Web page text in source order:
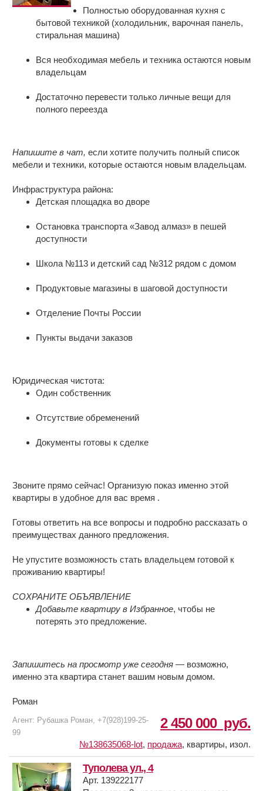
Расположение: 9-этажный панельный
дом
Готовое решение для жизни:
Полностью оборудованная кухня с
бытовой техникой (холодильник, варочная панель,
стиральная машина)
Вся необходимая мебель и техника остаются новым
владельцам
Достаточно перевести только личные вещи для
полного переезда
Напишите в чат, если хотите получить полный список
мебели и техники, которые остаются новым владельцам.
Инфраструктура района:
Детская площадка во дворе
Остановка транспорта «Завод алмаз» в пешей
доступности
Школа №113 и детский сад №312 рядом с домом
Продуктовые магазины в шаговой доступности
Отделение Почты России
Пункты выдачи заказов
Юридическая чистота:
Один собственник
Отсутствие обременений
Документы готовы к сделке
Звоните прямо сейчас! Организую показ именно этой
квартиры в удобное для вас время .
Готовы ответить на все вопросы и подробно рассказать о
преимуществах данного предложения.
Не упустите возможность стать владельцем готовой к
проживанию квартиры!
СОХРАНИТЕ ОБЪЯВЛЕНИЕ
Добавьте квартиру в Избранное, чтобы не
потерять это предложение.
Запишитесь на просмотр уже сегодня — возможно,
именно эта квартира станет вашим новым домом.
Роман
2 450 000 руб.
Агент: Рубашка Роман, +7(928)199-25-
99
№138635068-lot, продажа, квартиры, изол.
Туполева ул., 4
Арт. 139222177